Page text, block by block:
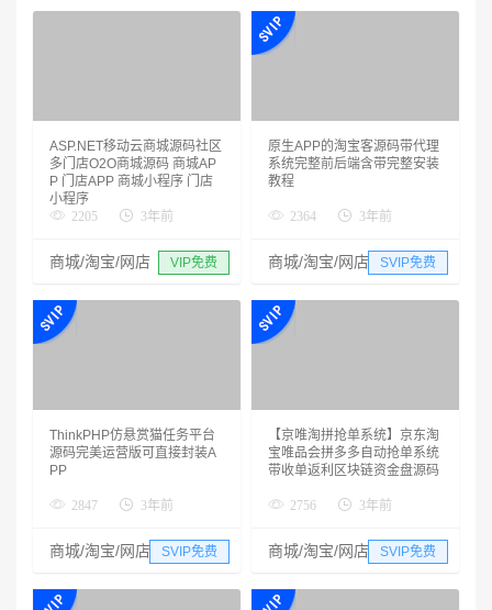
ASP.NET移动云商城源码社区
多门店O2O商城源码 商城AP
P 门店APP 商城小程序 门店
小程序
2205 3年前
商城/淘宝/网店 VIP免费
原生APP的淘宝客源码带代理
系统完整前后端含带完整安装
教程
2364 3年前
商城/淘宝/网店 SVIP免费
ThinkPHP仿悬赏猫任务平台
源码完美运营版可直接封装A
PP
2847 3年前
商城/淘宝/网店 SVIP免费
【京唯淘拼抢单系统】京东淘
宝唯品会拼多多自动抢单系统
带收单返利区块链资金盘源码
2756 3年前
商城/淘宝/网店 SVIP免费